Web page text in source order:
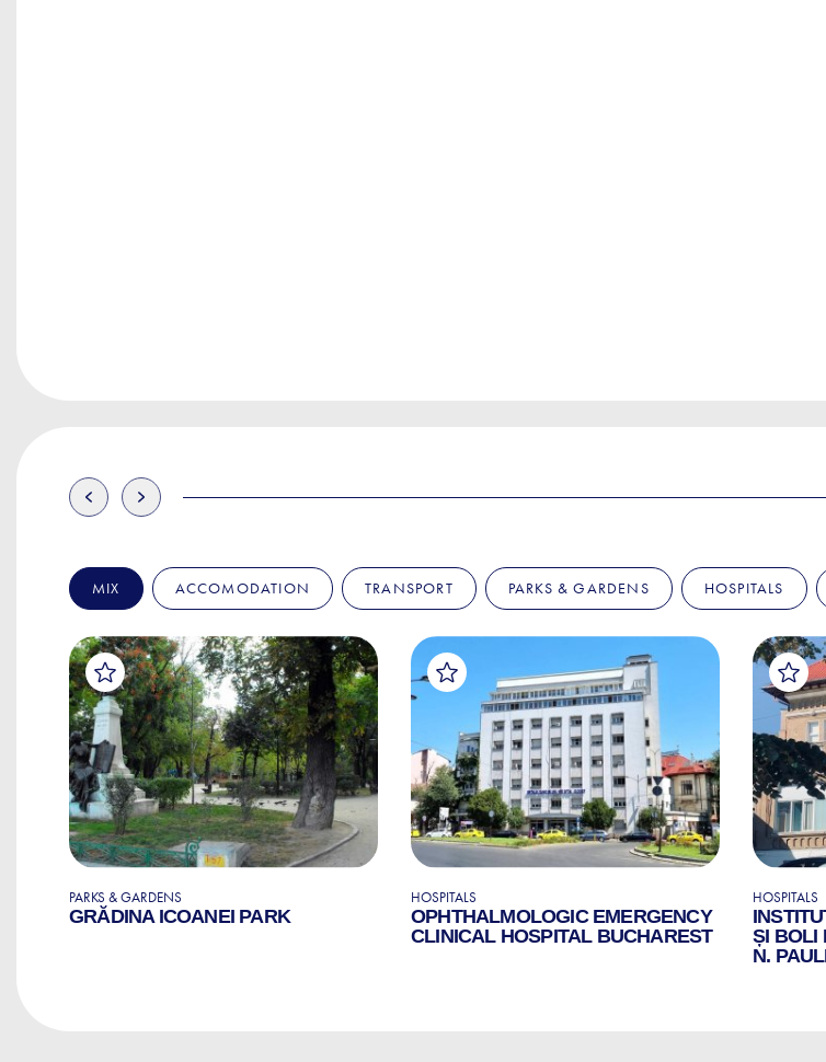
MIX ACCOMODATION TRANSPORT PARKS & GARDENS HOSPITALS
PARKS & GARDENS
GRĂDINA ICOANEI PARK
HOSPITALS
OPHTHALMOLOGIC EMERGENCY
CLINICAL HOSPITAL BUCHAREST
HOSPITALS
ȘI BOLI
N.